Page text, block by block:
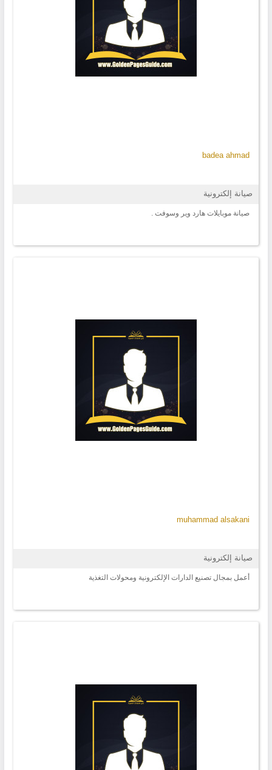
badea ahmad
صيانة إلكترونية
صيانة موبايلات هارد وير وسوفت .
muhammad alsakani
صيانة إلكترونية
أعمل بمجال تصنيع الدارات الإلكترونية ومحولات التغذية